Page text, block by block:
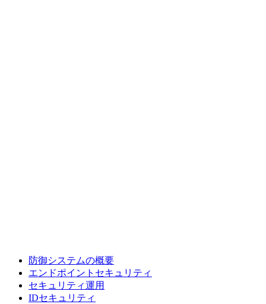
防御システムの概要
エンドポイントセキュリティ
セキュリティ運用
IDセキュリティ